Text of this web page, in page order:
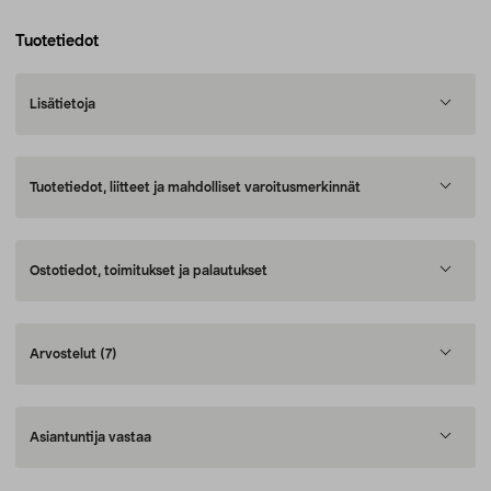
Tuotetiedot
Lisätietoja
Tuotetiedot, liitteet ja mahdolliset varoitusmerkinnät
Ostotiedot, toimitukset ja palautukset
Arvostelut (7)
Asiantuntija vastaa